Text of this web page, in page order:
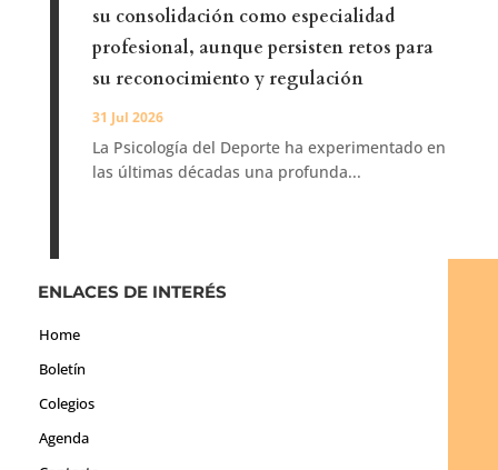
su consolidación como especialidad
profesional, aunque persisten retos para
su reconocimiento y regulación
31 Jul 2026
La Psicología del Deporte ha experimentado en
las últimas décadas una profunda...
ENLACES DE INTERÉS
Home
Boletín
Colegios
Agenda